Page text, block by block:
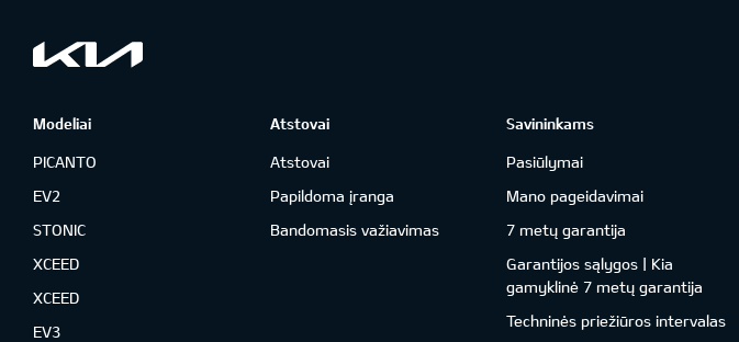
Modeliai
PICANTO
EV2
STONIC
XCEED
XCEED
EV3
Atstovai
Atstovai
Papildoma įranga
Bandomasis važiavimas
Savininkams
Pasiūlymai
Mano pageidavimai
7 metų garantija
Garantijos sąlygos | Kia
gamyklinė 7 metų garantija
Techninės priežiūros intervalas